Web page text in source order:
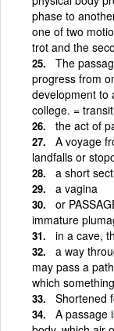
phase to
one of two
trot and the
The
progress from
development to
college. =
the act of
A voyage
landfalls or
a short
a vagina
or
immature
in a cave,
a way
may pass a
which
Shortened
A passage